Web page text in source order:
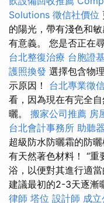
Solutions 徵信社價位
的陽光，帶有淺色和
有意義。 您是否正在
台北整復治療 台胞證
護照換發 選擇包含物
示原因！ 台北專業徵
看，因為現在有完全
曬。 搬家公司推薦 房
台北會計事務所 助聽
超級防水防曬霜的防
有天然著色材料！ “
浴，以便對其進行適當
建議最初的2-3天逐漸
律師 塔位 設計師 成立